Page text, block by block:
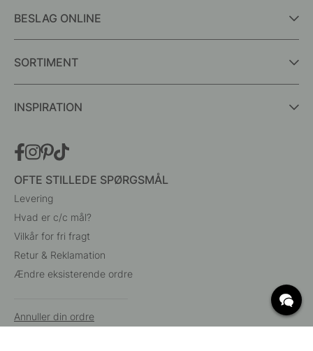
BESLAG ONLINE
SORTIMENT
INSPIRATION
OFTE STILLEDE SPØRGSMÅL
Levering
Hvad er c/c mål?
Vilkår for fri fragt
Retur & Reklamation
Ændre eksisterende ordre
Annuller din ordre